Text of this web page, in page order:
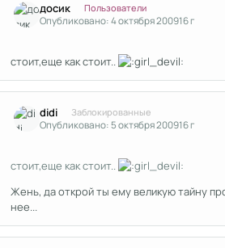
досик Пользователи
Опубликовано:4 октября 200916 г
стоит,еще как стоит..
didi Заблокированные
Опубликовано:5 октября 200916 г
стоит,еще как стоит..
Жень, да открой ты ему великую тайну
нее...